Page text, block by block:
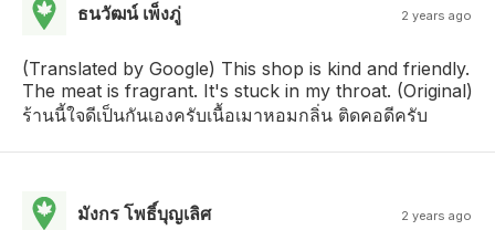
ธนวัฒน์ เพ็งภู่ 2 years ago
(Translated by Google) This shop is kind and friendly.
The meat is fragrant. It's stuck in my throat. (Original)
ร้านนี้ใจดีเป็นกันเองครับเนื้อเมาหอมกลิ่น ติดคอดีครับ
มังกร โพธิ์บุญเลิศ 2 years ago